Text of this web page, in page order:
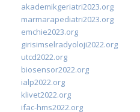
akademikgeriatri2023.org
marmarapediatri2023.org
emchie2023.org
girisimselradyoloji2022.org
utcd2022.org
biosensor2022.org
ialp2022.org
klivet2022.org
ifac-hms2022.org